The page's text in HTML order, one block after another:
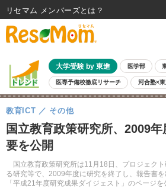
大学受験 by 東進 医学部
医専予備校徹底リサーチ 河合塾×
親子で考える大学選び 高校受験 中学受験
共通テスト 夏休み
8月開催イベント・WS 全国公立高校 過去問
自由研究教材（小学生向け）
国立教育政策研究所、2009
要を公開
国立教育政策研究所は11月18日、プロジェクト
る研究等で、2009年度に研究を終了し、報告書
「平成21年度研究成果ダイジェスト」のページを
教育ICT その他
リセマム メンバーズ